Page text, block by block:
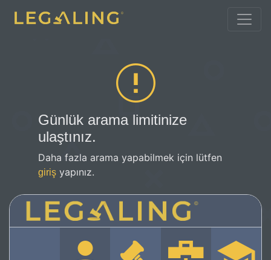
Günlük arama limitinize
ulaştınız.
Daha fazla arama yapabilmek için lütfen
giriş yapınız.